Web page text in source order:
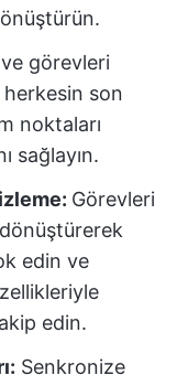
görevleri
herkesin son
noktaları
sağlayın.
Görevleri
edin ve
edin.
Senkronize